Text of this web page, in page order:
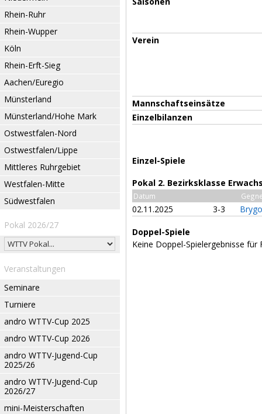
Rhein-Ruhr
Rhein-Wupper
Köln
Rhein-Erft-Sieg
Aachen/Euregio
Münsterland
Münsterland/Hohe Mark
Ostwestfalen-Nord
Ostwestfalen/Lippe
Mittleres Ruhrgebiet
Westfalen-Mitte
Südwestfalen
Pokal 2026/27
Veranstaltungen
Seminare
Turniere
andro WTTV-Cup 2025
andro WTTV-Cup 2026
andro WTTV-Jugend-Cup
2025/26
andro WTTV-Jugend-Cup
2026/27
mini-Meisterschaften
Verein
Mannschaftseinsätze
Einzelbilanzen
Einzel-Spiele
Pokal 2. Bezirksklasse
Datum
02.11.2025 3-3
Doppel-Spiele
Keine Doppel-Spielergebnisse für